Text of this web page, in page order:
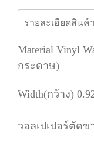
รายละเอียดสินค้า
Material Vinyl
กระดาษ)
Width(กว้าง)
วอลเปเปอร์ตัดข